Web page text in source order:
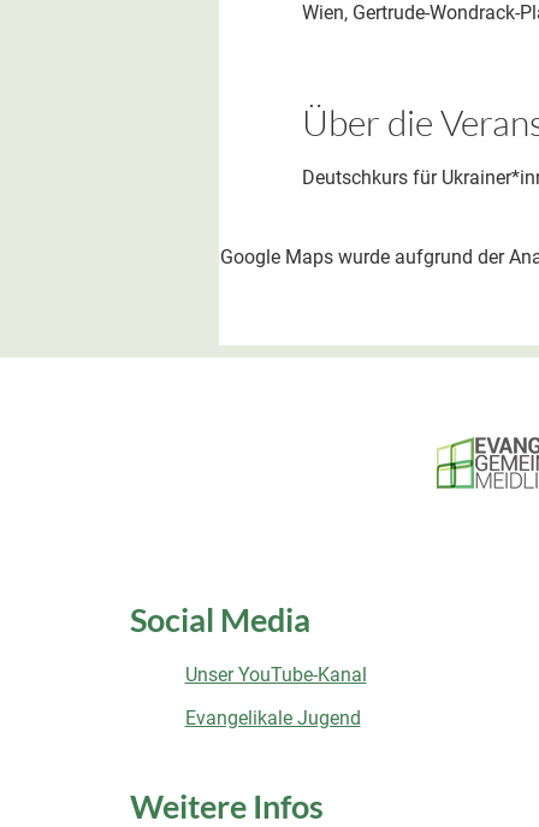
Wien, Gertrude-Wondrack-
Über die
Deutschkurs für
Google Maps wurde aufgrund der
Social Media
Unser YouTube-Kanal
Evangelikale Jugend
Weitere Infos